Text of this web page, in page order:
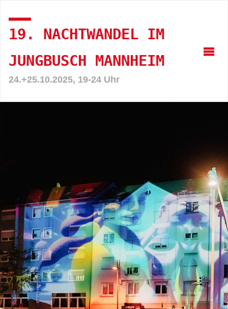
19. NACHTWANDEL IM
JUNGBUSCH MANNHEIM
24.+25.10.2025, 19-24 Uhr